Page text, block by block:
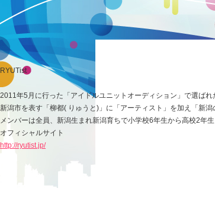
RYUTist
2011年5月に行った「アイドルユニットオーディション」で選ばれ
新潟市を表す「柳都( りゅうと)」に「アーティスト」を加え「新
メンバーは全員、新潟生まれ新潟育ちで小学校6年生から高校2年生
オフィシャルサイト
http://ryutist.jp/